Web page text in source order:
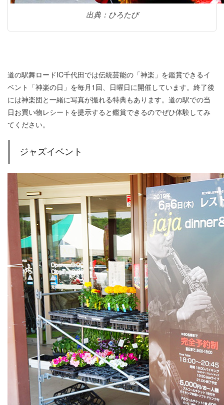
出典：ひろたび
道の駅舞ロードIC千代田では伝統芸能の「神楽」を鑑賞できるイ
ベント「神楽の日」を毎月1回、日曜日に開催しています。終了後
には神楽団と一緒に写真が撮れる特典もあります。道の駅での当
日お買い物レシートを提示すると鑑賞できるのでぜひ体験してみ
てください。
ジャズイベント